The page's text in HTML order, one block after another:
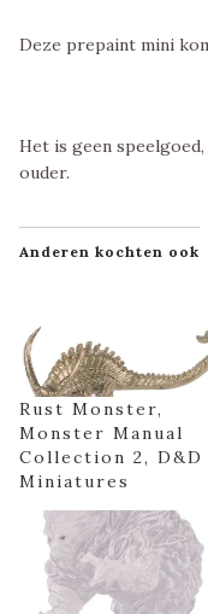
Deze prepaint mini
Het is geen
ouder.
Anderen kochten ook
Rust Monster,
Monster Manual
Collection 2, D&D
Miniatures